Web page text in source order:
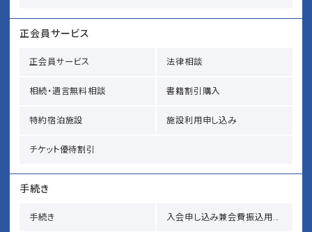
正会員サービス
正会員サービス 法律相談
相続・遺言無料相談 書籍割引購入
特約宿泊施設 施設利用申し込み
チケット優待割引
手続き
手続き 入会申し込み兼会費振込用紙請求